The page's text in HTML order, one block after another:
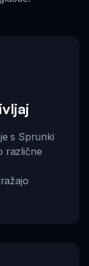
s Sprunki
različne